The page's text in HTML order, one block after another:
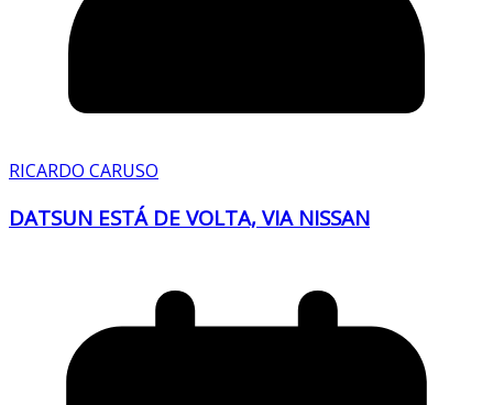
RICARDO CARUSO
DATSUN ESTÁ DE VOLTA, VIA NISSAN